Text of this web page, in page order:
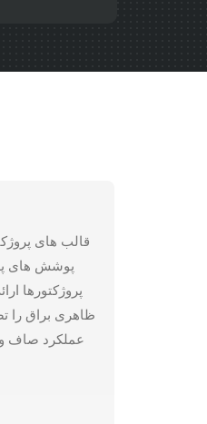
قالب های
پوشش های
پروژکتورها
ظاهری براق را
عملکرد صاف